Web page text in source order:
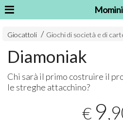
Momini
Giocattoli Giochi di società e di
Diamoniak
Chi sarà il primo costruire il
le streghe attacchino?
€ 9